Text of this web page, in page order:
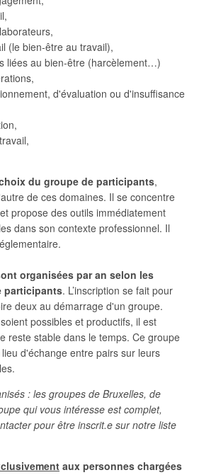
(le bien-être au travail),
liées au bien-être (harcèlement…)
d'évaluation ou d'insuffisance
du groupe de participants,
de ces domaines. Il se concentre
propose des outils immédiatement
dans son contexte professionnel. Il
organisées par an selon les
participants. L’inscription se fait pour
deux au démarrage d'un groupe.
possibles et productifs, il est
reste stable dans le temps. Ce groupe
d'échange entre pairs sur leurs
: les groupes de Bruxelles, de
qui vous intéresse est complet,
pour être inscrit.e sur notre liste
aux personnes chargées